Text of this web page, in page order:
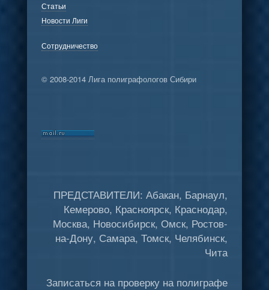
Статьи
Новости Лиги
Сотрудничество
© 2008-2014 Лига полиграфологов Сибири
ПРЕДСТАВИТЕЛИ: Абакан, Барнаул,
Кемерово, Красноярск, Краснодар,
Москва, Новосибирск, Омск, Ростов-
на-Дону, Самара, Томск, Челябинск,
Чита
Записаться на проверку на полиграфе